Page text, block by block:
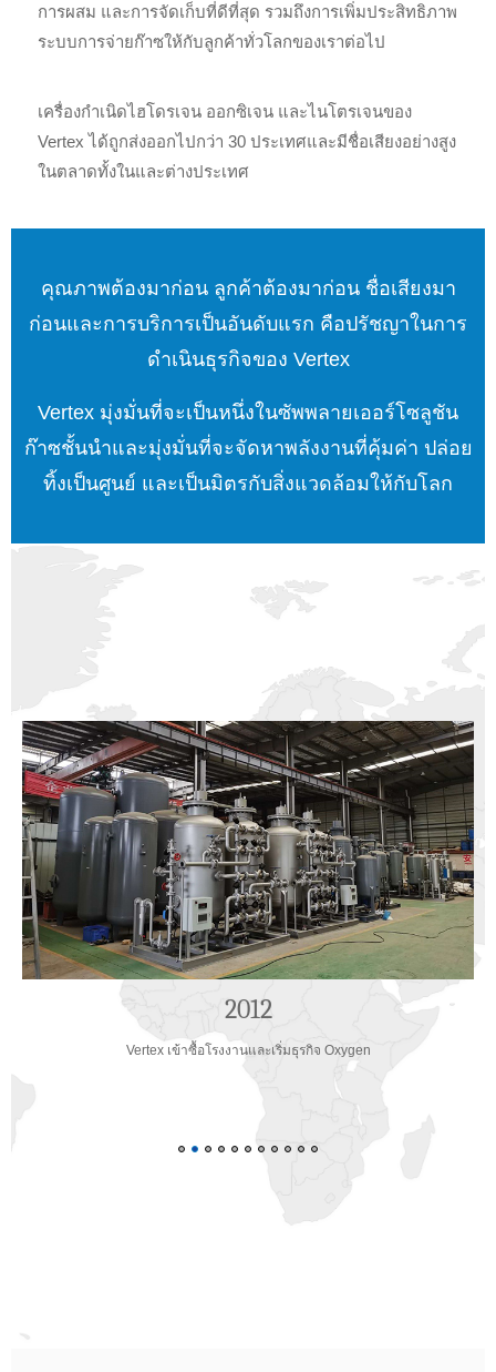
การผสม และการจัดเก็บที่ดีที่สุด รวมถึงการเพิ่มประสิทธิภาพ
ระบบการจ่ายก๊าซให้กับลูกค้าทั่วโลกของเราต่อไป
เครื่องกำเนิดไฮโดรเจน ออกซิเจน และไนโตรเจนของ
Vertex ได้ถูกส่งออกไปกว่า 30 ประเทศและมีชื่อเสียงอย่างสูง
ในตลาดทั้งในและต่างประเทศ
คุณภาพต้องมาก่อน ลูกค้าต้องมาก่อน ชื่อเสียงมา
ก่อนและการบริการเป็นอันดับแรก คือปรัชญาในการ
ดำเนินธุรกิจของ Vertex
Vertex มุ่งมั่นที่จะเป็นหนึ่งในซัพพลายเออร์โซลูชัน
ก๊าซชั้นนำและมุ่งมั่นที่จะจัดหาพลังงานที่คุ้มค่า ปล่อย
ทิ้งเป็นศูนย์ และเป็นมิตรกับสิ่งแวดล้อมให้กับโลก
2013
โรงงาน PSA-O2 ขนาด 20Nm3/h แห่งแรกถูกส่งมอบให้กับลูกค้าในกวางโจว